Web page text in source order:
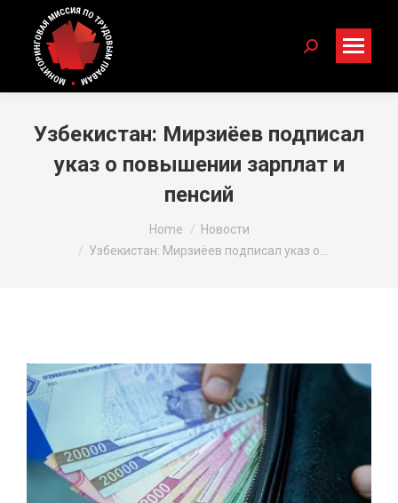
Search:
Узбекистан: Мирзиёев подписал
указ о повышении зарплат и
пенсий
Home
Новости
Узбекистан: Мирзиёев подписал указ о…